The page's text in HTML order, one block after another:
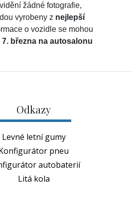
žádné fotografie,
vyrobeny z nejlepší
o vozidle se mohou
března na autosalonu
Odkazy
Levné letní gumy
pneu
autobaterií
Litá kola